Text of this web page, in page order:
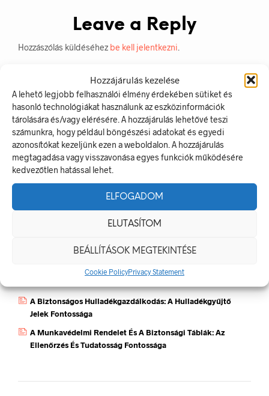
Hozzájárulás kezelése
A lehető legjobb felhasználói élmény érdekében sütiket és
hasonló technológiákat használunk az eszközinformációk
tárolására és/vagy elérésére. A hozzájárulás lehetővé teszi
számunkra, hogy például böngészési adatokat és egyedi
azonosítókat kezeljünk ezen a weboldalon. A hozzájárulás
megtagadása vagy visszavonása egyes funkciók működésére
kedvezőtlen hatással lehet.
ELFOGADOM
ELUTASÍTOM
BEÁLLÍTÁSOK MEGTEKINTÉSE
Cookie PolicyPrivacy Statement
Leave a Reply
Hozzászólás küldéséhez be kell jelentkezni
Nélkülözhetetlenek A Munkahelyen?
És Hogyan Teheted Egyedivé?
Céges Logóval Ellátott Pólók: Az Identitás És Csapatszellem
A Biztonságos Hulladékgazdálkodás: A Hulladékgyűjtő
Jelek Fontossága
A Munkavédelmi Rendelet És A Biztonsági Táblák: Az
Ellenőrzés És Tudatosság Fontossága